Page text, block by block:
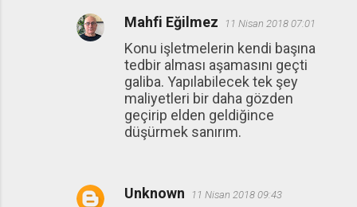
Mahfi Eğilmez 11 Nisan 2018 07:01
Konu işletmelerin kendi başına
tedbir alması aşamasını geçti
galiba. Yapılabilecek tek şey
maliyetleri bir daha gözden
geçirip elden geldiğince
düşürmek sanırım.
Unknown 11 Nisan 2018 09:43